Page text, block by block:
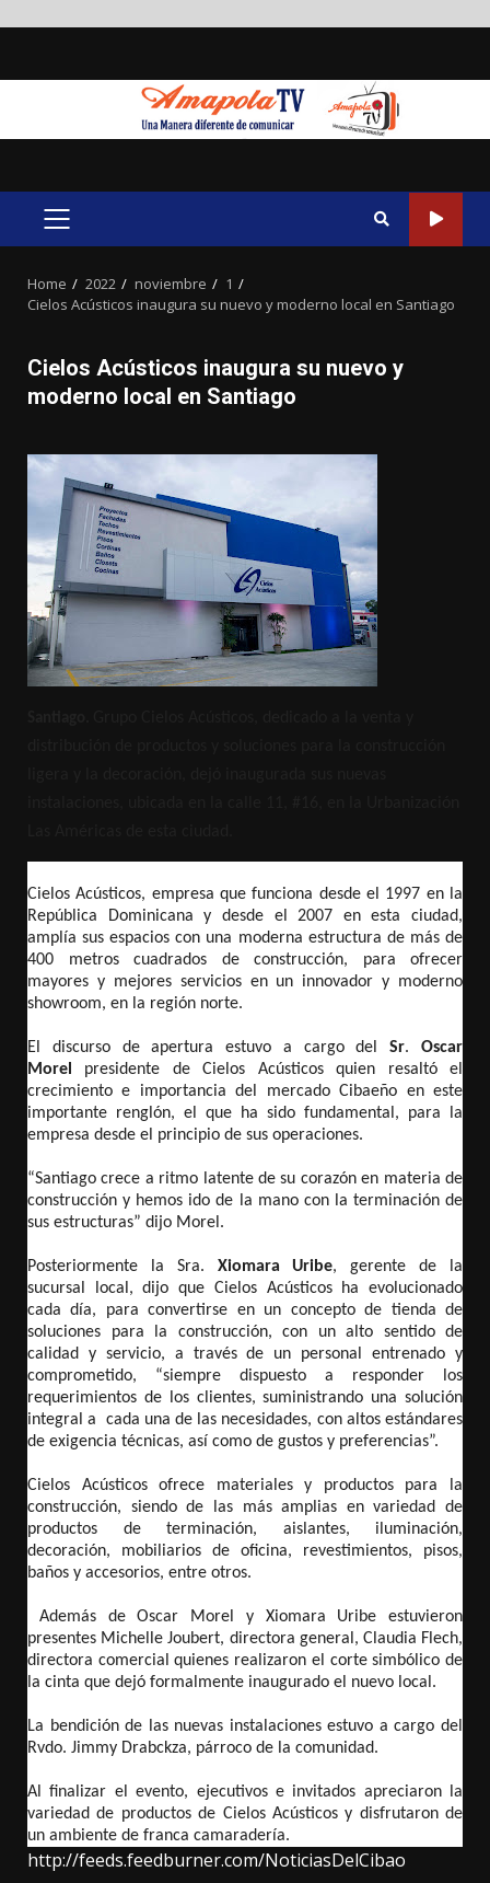
PRIMARY
Home 2022 noviembre
1
Cielos Acústicos inaugura su nuevo y moderno local en Santiago
Cielos Acústicos inaugura su nuevo y
moderno local en Santiago
Cielos Acústicos, empresa que funciona desde el 1997 en la
República Dominicana y desde el 2007 en esta ciudad,
amplía sus espacios con una moderna estructura de más de
400 metros cuadrados de construcción, para ofrecer
mayores y mejores servicios en un innovador y moderno
showroom, en la región norte.
El discurso de apertura estuvo a cargo delSr. Oscar
Morel
presidente de Cielos Acústicos quien resaltó el
crecimiento e importancia del mercado Cibaeño en este
importante renglón, el que ha sido fundamental, para la
empresa desde el principio de sus operaciones.
“Santiago crece a ritmo latente de su corazón en materia de
construcción y hemos ido de la mano con la terminación de
sus estructuras” dijo Morel.
Posteriormente la Sra. Xiomara Uribe, gerente de la
sucursal local, dijo que Cielos Acústicos ha evolucionado
cada día, para convertirse en un concepto de tienda de
soluciones para la construcción, con un alto sentido de
calidad y servicio, a través de un personal entrenado y
comprometido, “siempre dispuesto a responder los
requerimientos de los clientes, suministrando una solución
integral a cada una de las necesidades, con altos estándares
de exigencia técnicas, así como de gustos y preferencias”.
Cielos Acústicos ofrece materiales y productos para la
construcción, siendo de las más amplias en variedad de
productos de terminación, aislantes, iluminación,
decoración, mobiliarios de oficina, revestimientos, pisos,
baños y accesorios, entre otros.
Además de Oscar Morel y Xiomara Uribe estuvieron
presentes Michelle Joubert, directora general, Claudia Flech,
directora comercial quienes realizaron el corte simbólico de
la cinta que dejó formalmente inaugurado el nuevo local.
La bendición de las nuevas instalaciones estuvo a cargo del
Rvdo. Jimmy Drabckza, párroco de la comunidad.
Al finalizar el evento, ejecutivos e invitados apreciaron la
variedad de productos de Cielos Acústicos y disfrutaron de
un ambiente de franca camaradería.
http://feeds.feedburner.com/NoticiasDelCibao